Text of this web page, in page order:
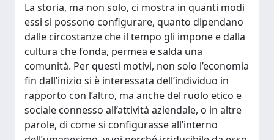
La storia, ma non solo, ci mostra in quanti modi
essi si possono configurare, quanto dipendano
dalle circostanze che il tempo gli impone e dalla
cultura che fonda, permea e salda una
comunità. Per questi motivi, non solo l’economia
fin dall’inizio si è interessata dell’individuo in
rapporto con l’altro, ma anche del ruolo etico e
sociale connesso all’attività aziendale, o in altre
parole, di come si configurasse all’interno